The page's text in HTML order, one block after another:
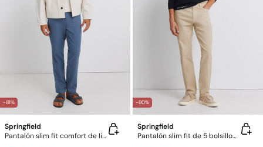
-81%
Springfield
Pantalón slim fit comfort de lino con estructura
-80%
Springfield
Pantalón slim fit de 5 bolsillos lavado